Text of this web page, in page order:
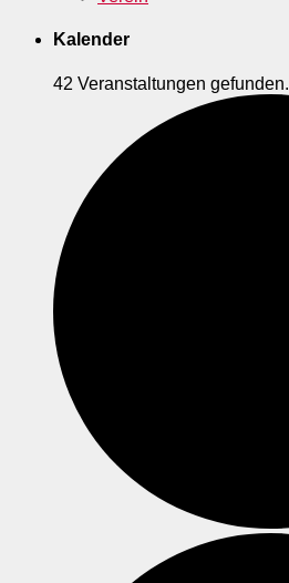
Kalender
42 Veranstaltungen gefunden.